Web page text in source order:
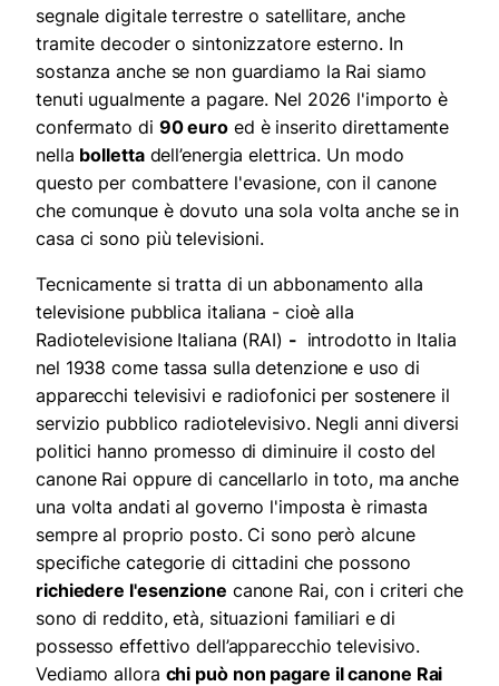
segnale digitale terrestre o satellitare, anche
tramite decoder o sintonizzatore esterno. In
sostanza anche se non guardiamo la Rai siamo
tenuti ugualmente a pagare. Nel 2026 l'importo è
confermato di 90 euroed è inserito direttamente
nella bollettadell’energia elettrica. Un modo
questo per combattere l'evasione, con il canone
che comunque è dovuto una sola volta anche se in
casa ci sono più televisioni.
Tecnicamente si tratta di un abbonamento alla
televisione pubblica italiana - cioè alla
Radiotelevisione Italiana (RAI) - introdotto in Italia
nel 1938 come tassa sulla detenzione e uso di
apparecchi televisivi e radiofonici per sostenere il
servizio pubblico radiotelevisivo. Negli anni diversi
politici hanno promesso di diminuire il costo del
canone Rai oppure di cancellarlo in toto, ma anche
una volta andati al governo l'imposta è rimasta
sempre al proprio posto. Ci sono però alcune
specifiche categorie di cittadini che possono
richiedere l'esenzione canone Rai, con i criteri che
sono di reddito, età, situazioni familiari e di
possesso effettivo dell’apparecchio televisivo.
Vediamo allora chi può non pagare il canone Rai